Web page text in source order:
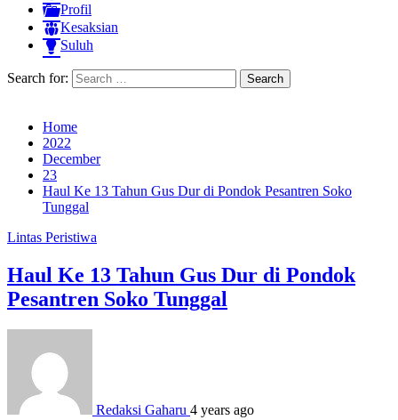
Profil
Kesaksian
Suluh
Search for:
Home
2022
December
23
Haul Ke 13 Tahun Gus Dur di Pondok Pesantren Soko
Tunggal
Lintas Peristiwa
Haul Ke 13 Tahun Gus Dur di Pondok
Pesantren Soko Tunggal
Redaksi Gaharu 4 years ago